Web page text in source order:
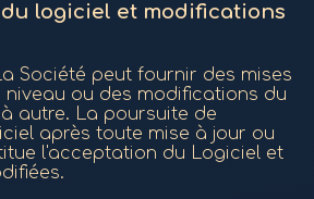
logiciel et modifications
Société peut fournir des mises
niveau ou des modifications du
autre. La poursuite de
après toute mise à jour ou
l'acceptation du Logiciel et